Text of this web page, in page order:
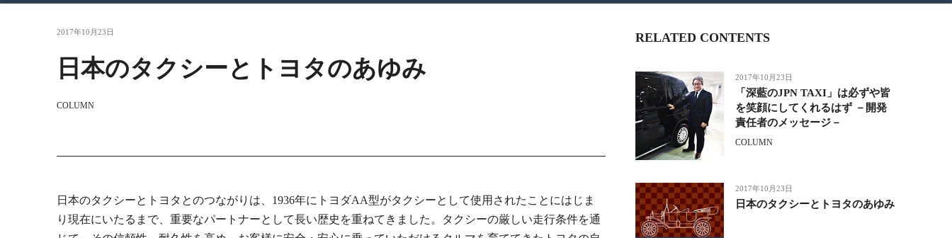
2017年10月23日
日本のタクシーと トヨタのあゆみ
COLUMN
日本のタクシーとトヨタとのつながりは、1936年にトヨダAA型がタクシーとして使用されたことにはじま
り現在にいたるまで、重要なパートナーとして長い歴史を重ねてきました。タクシーの厳しい走行条件を通
RELATED CONTENTS
2017年10月23日
「深藍のJPN TAXI」は必ずや皆
を笑顔にしてくれるはず －開発
責任者のメッセージ－
COLUMN
2017年10月23日
日本のタクシーとトヨタのあゆみ